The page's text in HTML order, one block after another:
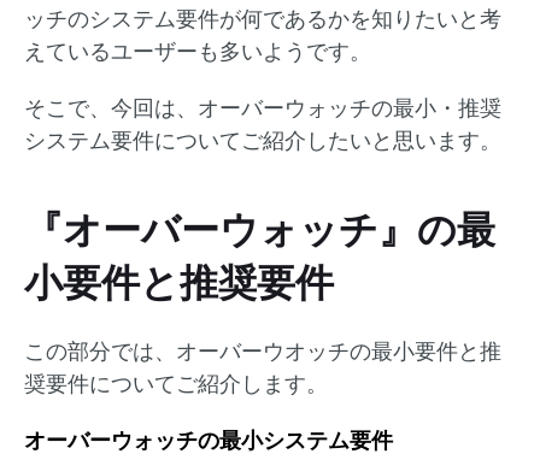
ッチのシステム要件が何であるかを知りたいと考
えているユーザーも多いようです。
そこで、今回は、オーバーウォッチの最小・推奨
システム要件についてご紹介したいと思います。
『オーバーウォッチ』の最
小要件と推奨要件
この部分では、オーバーウオッチの最小要件と推
奨要件についてご紹介します。
オーバーウォッチの最小システム要件